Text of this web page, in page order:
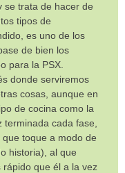
se trata de hacer de
tipos de
es uno de los
de bien los
para la PSX.
donde serviremos
cosas, aunque en
de cocina como la
cada fase,
toque a modo de
historia), al que
que él a la vez